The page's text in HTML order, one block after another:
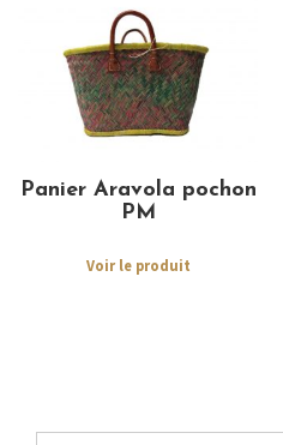
Panier Aravola pochon
PM
Voir le produit